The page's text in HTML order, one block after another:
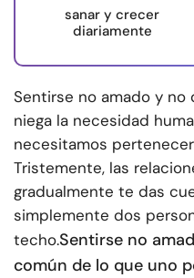
sanar y crecer
diariamente
Sentirse no amado y
niega la necesidad
necesitamos
Tristemente, las
gradualmente te das
simplemente dos
techo.Sentirse no
común de lo que uno